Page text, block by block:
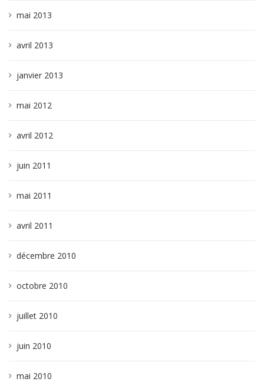
mai 2013
avril 2013
janvier 2013
mai 2012
avril 2012
juin 2011
mai 2011
avril 2011
décembre 2010
octobre 2010
juillet 2010
juin 2010
mai 2010